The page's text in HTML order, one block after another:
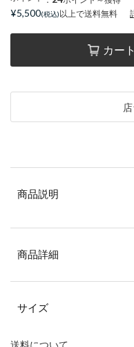
カー
¥5,500 以上で送料無料
送料について
商品説明
商品詳細
サイズ